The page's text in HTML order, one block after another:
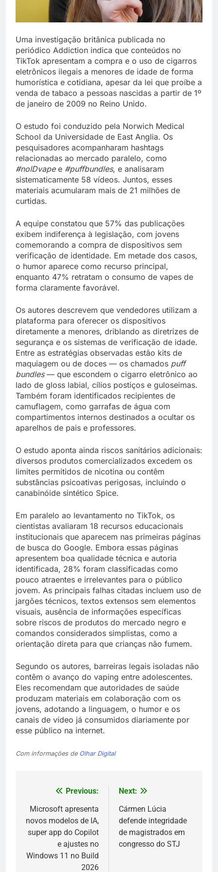
Uma investigação britânica publicada no
periódico Addiction indica que conteúdos no
TikTok apresentam a compra e o uso de cigarros
eletrônicos ilegais a menores de idade de forma
humorística e cotidiana, apesar da lei que proíbe a
venda de tabaco a pessoas nascidas a partir de 1º
de janeiro de 2009 no Reino Unido.
O estudo foi conduzido pela Norwich Medical
School da Universidade de East Anglia. Os
pesquisadores acompanharam hashtags
relacionadas ao mercado paralelo, como
#noIDvapee #puffbundles, e analisaram
sistematicamente 58 vídeos. Juntos, esses
materiais acumularam mais de 21 milhões de
curtidas.
A equipe constatou que 57% das publicações
exibem indiferença à legislação, com jovens
comemorando a compra de dispositivos sem
verificação de identidade. Em metade dos casos,
o humor aparece como recurso principal,
enquanto 47% retratam o consumo de vapes de
forma claramente favorável.
Os autores descrevem que vendedores utilizam a
plataforma para oferecer os dispositivos
diretamente a menores, driblando as diretrizes de
segurança e os sistemas de verificação de idade.
Entre as estratégias observadas estão kits de
maquiagem ou de doces — os chamados puff
bundles— que escondem o cigarro eletrônico ao
lado de gloss labial, cílios postiços e guloseimas.
Também foram identificados recipientes de
camuflagem, como garrafas de água com
compartimentos internos destinados a ocultar os
aparelhos de pais e professores.
O estudo aponta ainda riscos sanitários adicionais:
diversos produtos comercializados excedem os
limites permitidos de nicotina ou contêm
substâncias psicoativas perigosas, incluindo o
canabinóide sintético Spice.
Em paralelo ao levantamento no TikTok, os
cientistas avaliaram 18 recursos educacionais
institucionais que aparecem nas primeiras páginas
de busca do Google. Embora essas páginas
apresentem boa qualidade técnica e autoria
identificada, 28% foram classificadas como
pouco atraentes e irrelevantes para o público
jovem. As principais falhas citadas incluem uso de
jargões técnicos, textos extensos sem elementos
visuais, ausência de informações específicas
sobre riscos de produtos do mercado negro e
comandos considerados simplistas, como a
orientação direta para que crianças não fumem.
Segundo os autores, barreiras legais isoladas não
contêm o avanço do vaping entre adolescentes.
Eles recomendam que autoridades de saúde
produzam materiais em colaboração com os
jovens, adotando a linguagem, o humor e os
canais de vídeo já consumidos diariamente por
esse público na internet.
Com informações de Olhar Digital
Navegação
de
Post
Previous:
Microsoft apresenta
novos modelos de IA,
super app do Copilot
e ajustes no
Windows 11 no Build
2026
Next:
Cármen Lúcia
defende integridade
de magistrados em
congresso do STJ